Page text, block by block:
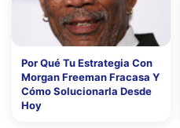
Por Qué Tu Estrategia Con
Morgan Freeman Fracasa Y
Cómo Solucionarla Desde
Hoy